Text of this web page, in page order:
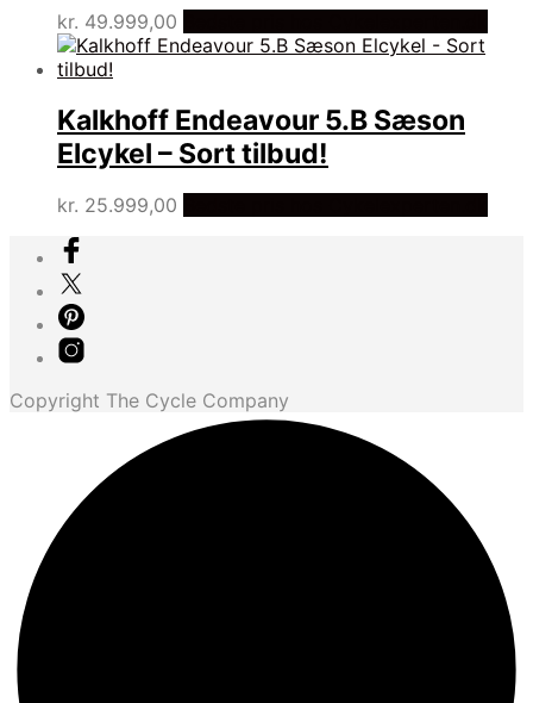
kr. 49.999,00
Kalkhoff Endeavour 5.B Sæson
Elcykel – Sort tilbud!
kr. 25.999,00
Copyright The Cycle Company